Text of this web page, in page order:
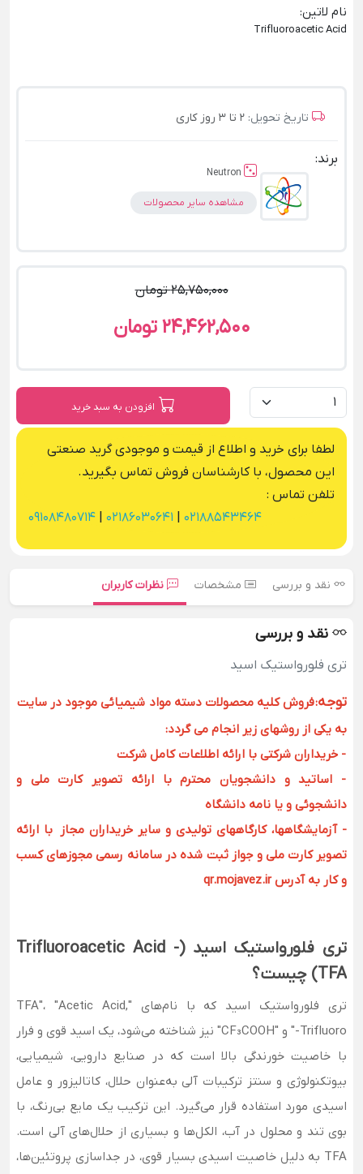
نام لاتین:
Trifluoroacetic Acid
تاریخ تحویل: 2 تا 3 روز کاری
برند:
Neutron
مشاهده سایر محصولات
25,750,000 تومان
24,462,500 تومان
افزودن به سبد خرید
لطفا برای خرید و اطلاع از قیمت و موجودی گرید صنعتی
این محصول، با کارشناسان فروش تماس بگیرید.
تلفن تماس :
02188543464
02186030641
09108480714
نقد و بررسی مشخصات نظرات کاربران
نقد و بررسی
تری فلورواستیک اسید
توجه:فروش کلیه محصولات دسته مواد شیمیائی موجود در سایت
به یکی از روشهای زیر انجام می گردد:
- خریداران شرکتی با ارائه اطلاعات کامل شرکت
- اساتید و دانشجویان محترم با ارائه تصویر کارت ملی و
دانشجوئی و یا نامه دانشگاه
- آزمایشگاهها، کارگاههای تولیدی و سایر خریداران مجاز با ارائه
تصویر کارت ملی و جواز ثبت شده در سامانه رسمی مجوزهای کسب
و کار به آدرس qr.mojavez.ir
تری فلورواستیک اسید (Trifluoroacetic Acid -
TFA) چیست؟
تری فلورواستیک اسید که با نام‌های "TFA"، "Acetic Acid,
Trifluoro-" و "CF₃COOH" نیز شناخته می‌شود، یک اسید قوی و فرار
با خاصیت خورندگی بالا است که در صنایع دارویی، شیمیایی،
بیوتکنولوژی و سنتز ترکیبات آلی به‌عنوان حلال، کاتالیزور و عامل
اسیدی مورد استفاده قرار می‌گیرد. این ترکیب یک مایع بی‌رنگ، با
بوی تند و محلول در آب، الکل‌ها و بسیاری از حلال‌های آلی است.
TFA به دلیل خاصیت اسیدی بسیار قوی، در جداسازی پروتئین‌ها،